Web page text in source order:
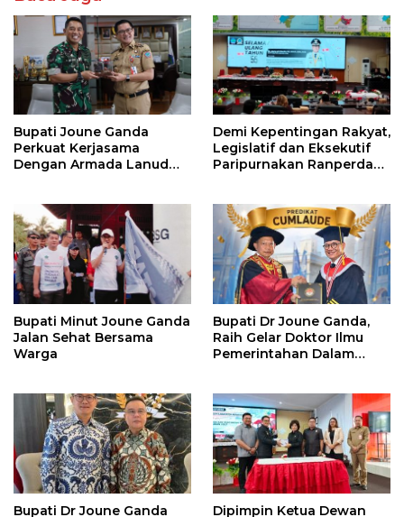
Bupati Joune Ganda
Perkuat Kerjasama
Dengan Armada Lanud
Demi Kepentingan Rakyat,
Legislatif dan Eksekutif
Paripurnakan Ranperda
Bupati Minut Joune Ganda
Jalan Sehat Bersama
Warga
Bupati Dr Joune Ganda,
Raih Gelar Doktor Ilmu
Pemerintahan Dalam
Bupati Dr Joune Ganda
Dipimpin Ketua Dewan